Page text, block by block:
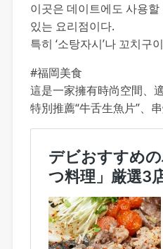
이곳은 데이트에도 사용
있는 요리점이다.
특히 ‘소탕자시’나 꼬치구
#福岡美食
這是一家擁有時尚空間、
特別推薦“牛舌生魚片”、串